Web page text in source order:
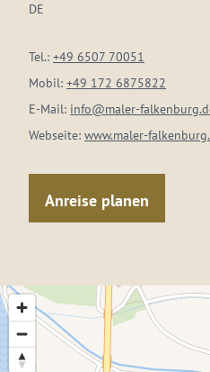
DE
Tel.: +49 6507 70051
Mobil: +49 172 6875822
E-Mail: info@maler-
Webseite: www.maler-
Anreise planen